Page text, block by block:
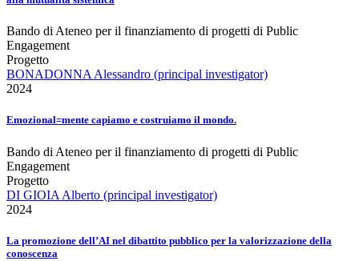
Bando di Ateneo per il finanziamento di progetti di Public
Engagement
Progetto
BONADONNA Alessandro (principal investigator)
2024
Emozional=mente capiamo e costruiamo il mondo.
Bando di Ateneo per il finanziamento di progetti di Public
Engagement
Progetto
DI GIOIA Alberto (principal investigator)
2024
La promozione dell’AI nel dibattito pubblico per la valorizzazione della
conoscenza